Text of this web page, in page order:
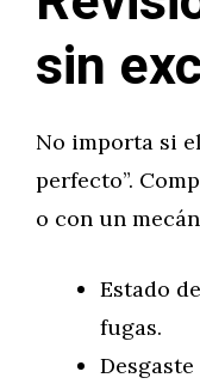
sin
No importa si
perfecto”.
o con un
Estado
fugas.